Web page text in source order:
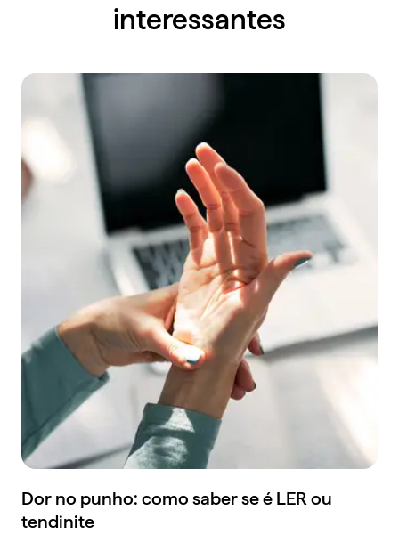
interessantes
Dor no punho: como saber se é LER ou
tendinite